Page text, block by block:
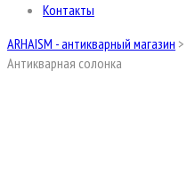
Контакты
ARHAISM - антикварный магазин >
Антикварная солонка